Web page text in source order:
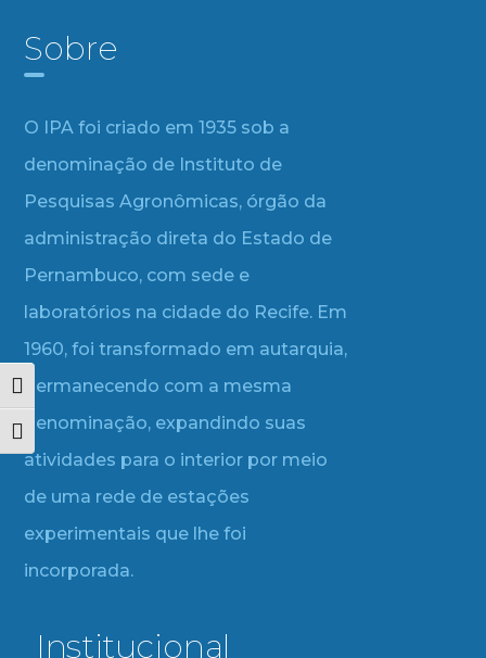
Alternar alto contraste
Alternar tamanho da fonte
Sobre
O IPA foi criado em 1935 sob a
denominação de Instituto de
Pesquisas Agronômicas, órgão da
administração direta do Estado de
Pernambuco, com sede e
laboratórios na cidade do Recife. Em
1960, foi transformado em autarquia,
permanecendo com a mesma
denominação, expandindo suas
atividades para o interior por meio
de uma rede de estações
experimentais que lhe foi
incorporada.
Institucional